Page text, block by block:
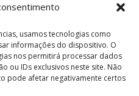
usamos tecnologias como
informações do dispositivo. O
nos permitirá processar dados
ou IDs exclusivos neste site. Não
pode afetar negativamente certos